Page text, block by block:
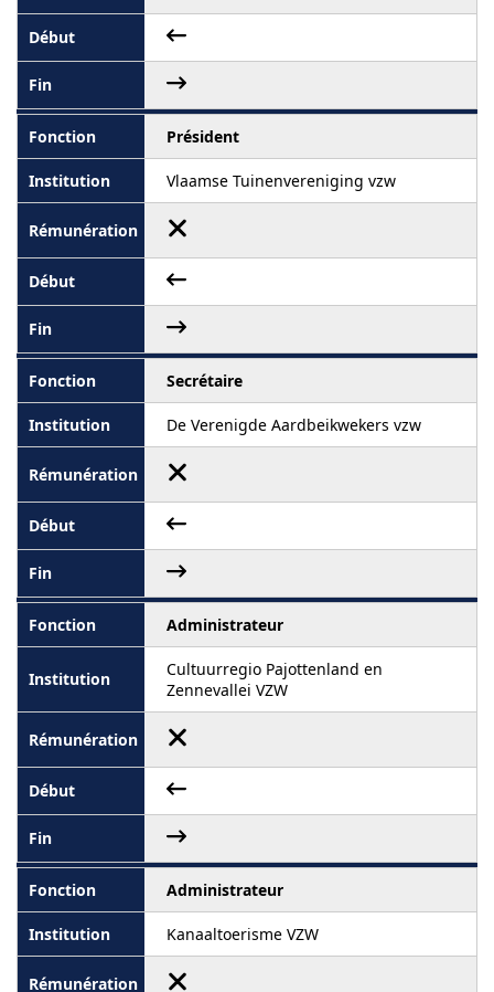
Président
Vlaamse Tuinenvereniging vzw
Secrétaire
De Verenigde Aardbeikwekers vzw
Administrateur
Cultuurregio Pajottenland en
Zennevallei VZW
Administrateur
Kanaaltoerisme VZW